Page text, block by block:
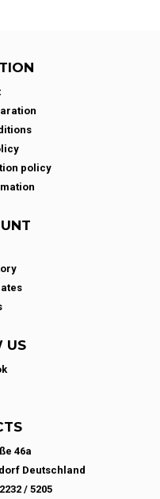
policy
US
46a
Deutschland
/ 5205